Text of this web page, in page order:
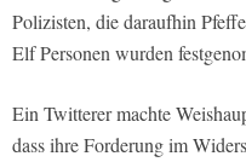
Polizisten, die daraufhin
Elf Personen wurden
Ein Twitterer machte
dass ihre Forderung im